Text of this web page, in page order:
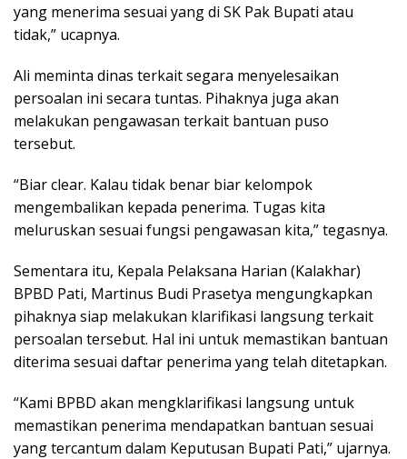
yang menerima sesuai yang di SK Pak Bupati atau
tidak,” ucapnya.
Ali meminta dinas terkait segara menyelesaikan
persoalan ini secara tuntas. Pihaknya juga akan
melakukan pengawasan terkait bantuan puso
tersebut.
“Biar clear. Kalau tidak benar biar kelompok
mengembalikan kepada penerima. Tugas kita
meluruskan sesuai fungsi pengawasan kita,” tegasnya.
Sementara itu, Kepala Pelaksana Harian (Kalakhar)
BPBD Pati, Martinus Budi Prasetya mengungkapkan
pihaknya siap melakukan klarifikasi langsung terkait
persoalan tersebut. Hal ini untuk memastikan bantuan
diterima sesuai daftar penerima yang telah ditetapkan.
“Kami BPBD akan mengklarifikasi langsung untuk
memastikan penerima mendapatkan bantuan sesuai
yang tercantum dalam Keputusan Bupati Pati,” ujarnya.